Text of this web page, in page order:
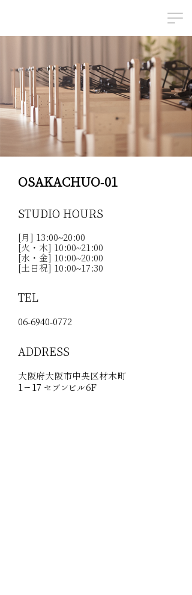
OSAKACHUO-01
STUDIO HOURS
[月] 13:00~20:00
[火・木] 10:00~21:00
[水・金] 10:00~20:00
[土日祝] 10:00~17:30
TEL
06-6940-0772
ADDRESS
大阪府大阪市中央区材木町
1ー17 セブンビル6F